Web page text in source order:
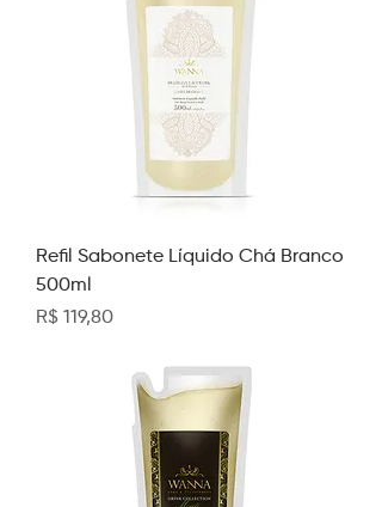
Refil Sabonete Líquido Chá Branco
500ml
Preço
R$ 119,80